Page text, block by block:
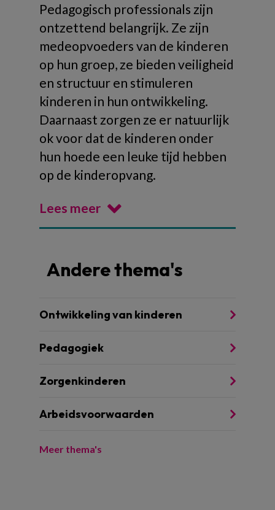
Pedagogisch professionals zijn
ontzettend belangrijk. Ze zijn
medeopvoeders van de kinderen
op hun groep, ze bieden veiligheid
en structuur en stimuleren
kinderen in hun ontwikkeling.
Daarnaast zorgen ze er natuurlijk
ok voor dat de kinderen onder
hun hoede een leuke tijd hebben
op de kinderopvang.
Lees meer
Andere thema's
Ontwikkeling van kinderen
Pedagogiek
Zorgenkinderen
Arbeidsvoorwaarden
Meer thema's